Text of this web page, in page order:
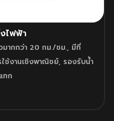
ไฟฟ้า
มากกว่า 20 กม./ชม., มีที่
ใช้งานเชิงพาณิชย์, รองรับน้ำ
ทก